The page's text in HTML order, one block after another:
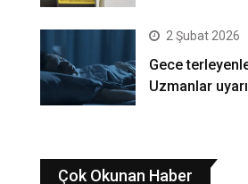
2 Şubat 2026
Gece
Uzmanlar
Çok Okunan Haber